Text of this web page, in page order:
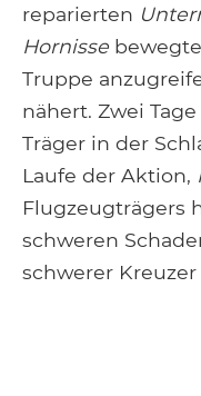
reparierten
Hornisse
Truppe
nähert. Zwei
Träger in der
Laufe der Aktion,
Flugzeugträgers
schweren
schwerer Kreuzer